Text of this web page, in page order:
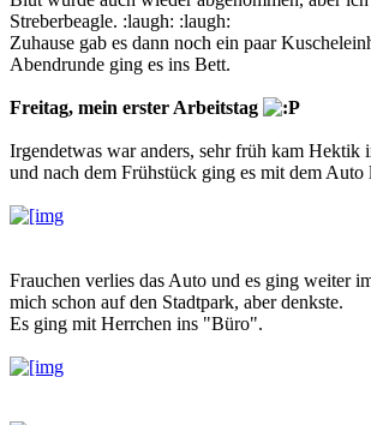
Streberbeagle. :laugh: :laugh:
Zuhause gab es dann noch ein paar
Abendrunde ging es ins Bett.
Freitag, mein erster Arbeitstag
Irgendetwas war anders, sehr früh kam Hektik
und nach dem Frühstück ging es mit dem Auto
Frauchen verlies das Auto und es ging weiter
mich schon auf den Stadtpark, aber denkste.
Es ging mit Herrchen ins "Büro".